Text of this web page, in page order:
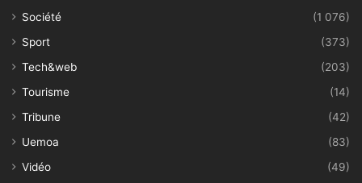
Société
(1 076)
Sport
(373)
Tech&web
(203)
Tourisme
(14)
Tribune
(42)
Uemoa
(83)
Vidéo
(49)